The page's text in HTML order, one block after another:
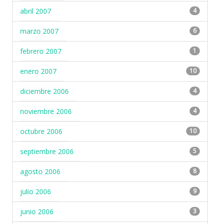
abril 2007 4
marzo 2007 6
febrero 2007 1
enero 2007 10
diciembre 2006 4
noviembre 2006 4
octubre 2006 10
septiembre 2006 5
agosto 2006 8
julio 2006 9
junio 2006 3